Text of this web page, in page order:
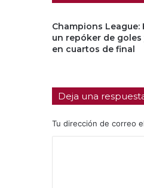
Champions League:
un repóker de goles
en cuartos de final
Deja una
Tu dirección de correo